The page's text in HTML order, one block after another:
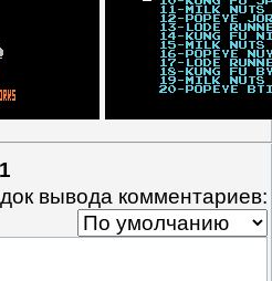
1
вывода комментариев: